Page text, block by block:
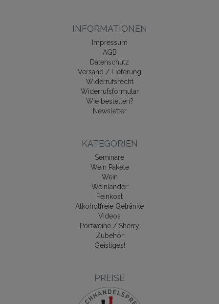
INFORMATIONEN
Impressum
AGB
Datenschutz
Versand / Lieferung
Widerrufsrecht
Widerrufsformular
Wie bestellen?
Newsletter
KATEGORIEN
Seminare
Wein Pakete
Wein
Weinländer
Feinkost
Alkoholfreie Getränke
Videos
Portweine / Sherry
Zubehör
Geistiges!
PREISE